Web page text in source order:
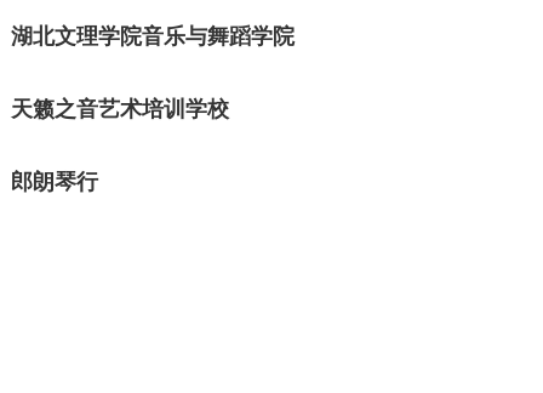
湖北文理学院音乐与舞蹈学院
天籁之音艺术培训学校
郎朗琴行